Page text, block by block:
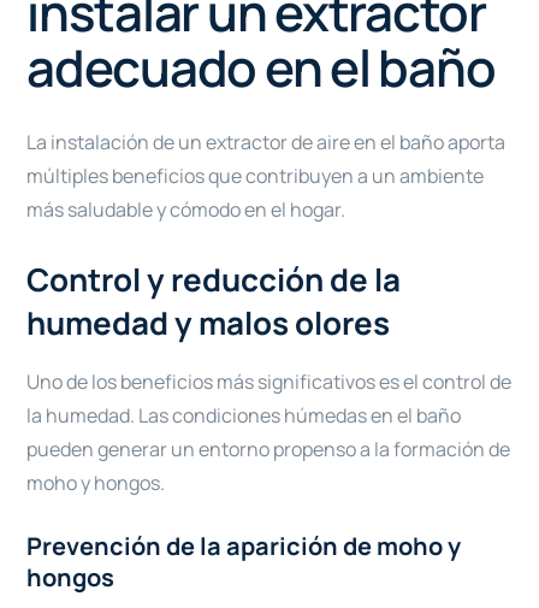
adecuado en el baño
La instalación de un extractor de aire en el baño aporta
múltiples beneficios que contribuyen a un ambiente
más saludable y cómodo en el hogar.
Control y reducción de la
humedad y malos olores
Uno de los beneficios más significativos es el control de
la humedad. Las condiciones húmedas en el baño
pueden generar un entorno propenso a la formación de
moho y hongos.
Prevención de la aparición de moho y
hongos